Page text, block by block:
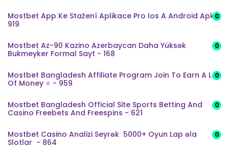
Mostbet App Ke Stažení Aplikace Pro Ios A Android Apk -
919
0
Mostbet Az-90 Kazino Azerbaycan Daha Yüksək
Bukmeyker Formal Sayt - 168
0
Mostbet Bangladesh Affiliate Program Join To Earn A Lot
Of Money ⭐️ - 959
0
Mostbet Bangladesh Official Site Sports Betting And
Casino Freebets And Freespins - 621
0
Mostbet Casino Analizi Seyrək ️ 5000+ Oyun Lap əla
Slotlar ️ - 864
0